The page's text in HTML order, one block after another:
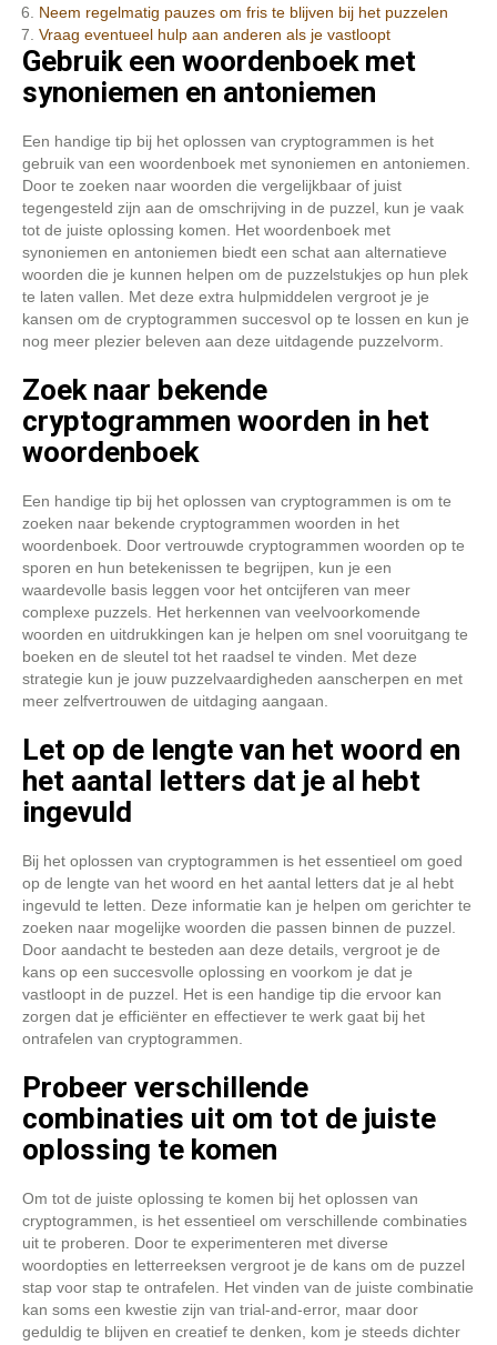
Neem regelmatig pauzes om fris te blijven bij het puzzelen
Vraag eventueel hulp aan anderen als je vastloopt
Gebruik een woordenboek met
synoniemen en antoniemen
Een handige tip bij het oplossen van cryptogrammen is het
gebruik van een woordenboek met synoniemen en antoniemen.
Door te zoeken naar woorden die vergelijkbaar of juist
tegengesteld zijn aan de omschrijving in de puzzel, kun je vaak
tot de juiste oplossing komen. Het woordenboek met
synoniemen en antoniemen biedt een schat aan alternatieve
woorden die je kunnen helpen om de puzzelstukjes op hun plek
te laten vallen. Met deze extra hulpmiddelen vergroot je je
kansen om de cryptogrammen succesvol op te lossen en kun je
nog meer plezier beleven aan deze uitdagende puzzelvorm.
Zoek naar bekende
cryptogrammen woorden in het
woordenboek
Een handige tip bij het oplossen van cryptogrammen is om te
zoeken naar bekende cryptogrammen woorden in het
woordenboek. Door vertrouwde cryptogrammen woorden op te
sporen en hun betekenissen te begrijpen, kun je een
waardevolle basis leggen voor het ontcijferen van meer
complexe puzzels. Het herkennen van veelvoorkomende
woorden en uitdrukkingen kan je helpen om snel vooruitgang te
boeken en de sleutel tot het raadsel te vinden. Met deze
strategie kun je jouw puzzelvaardigheden aanscherpen en met
meer zelfvertrouwen de uitdaging aangaan.
Let op de lengte van het woord en
het aantal letters dat je al hebt
ingevuld
Bij het oplossen van cryptogrammen is het essentieel om goed
op de lengte van het woord en het aantal letters dat je al hebt
ingevuld te letten. Deze informatie kan je helpen om gerichter te
zoeken naar mogelijke woorden die passen binnen de puzzel.
Door aandacht te besteden aan deze details, vergroot je de
kans op een succesvolle oplossing en voorkom je dat je
vastloopt in de puzzel. Het is een handige tip die ervoor kan
zorgen dat je efficiënter en effectiever te werk gaat bij het
ontrafelen van cryptogrammen.
Probeer verschillende
combinaties uit om tot de juiste
oplossing te komen
Om tot de juiste oplossing te komen bij het oplossen van
cryptogrammen, is het essentieel om verschillende combinaties
uit te proberen. Door te experimenteren met diverse
woordopties en letterreeksen vergroot je de kans om de puzzel
stap voor stap te ontrafelen. Het vinden van de juiste combinatie
kan soms een kwestie zijn van trial-and-error, maar door
geduldig te blijven en creatief te denken, kom je steeds dichter